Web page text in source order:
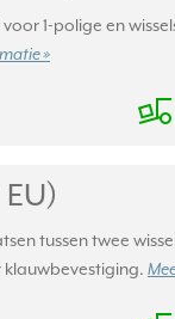
1-polige en
»
tussen twee